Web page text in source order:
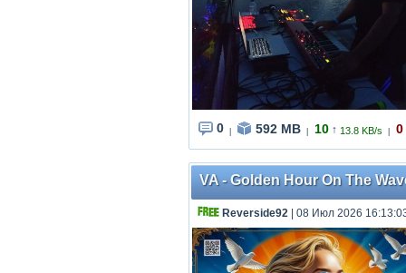
0 592 MB 10 ↑ 13.8 KB/s 0
VA - Golden Hour On The
Reverside92 | 08 Июл 2026